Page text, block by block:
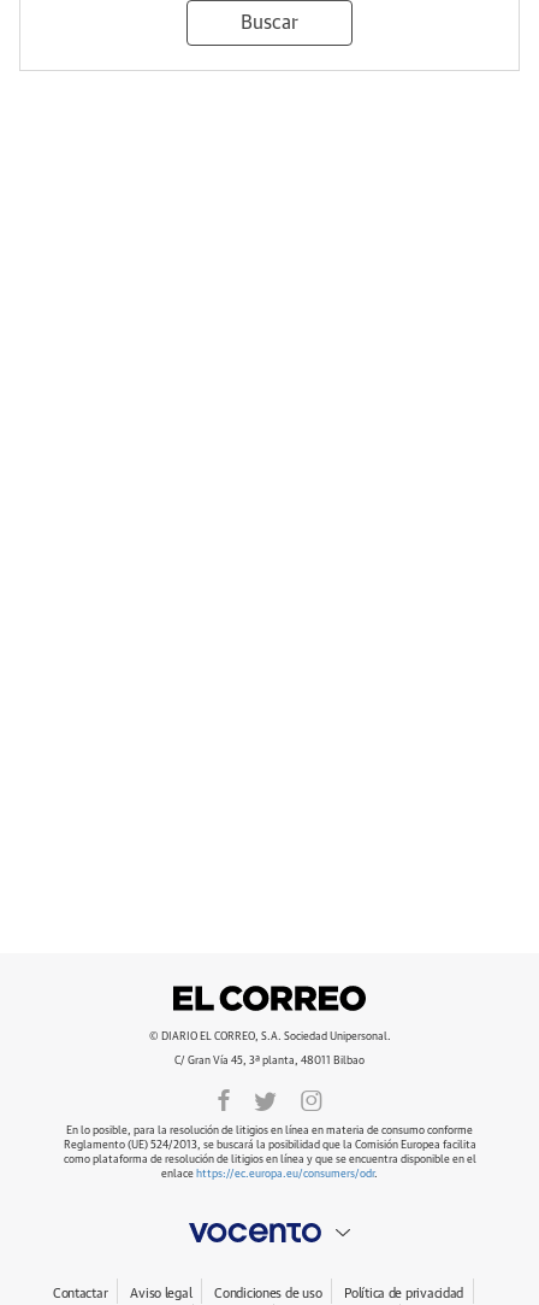
Buscar
© DIARIO EL CORREO, S.A. Sociedad Unipersonal.
C/ Gran Vía 45, 3ª planta, 48011 Bilbao
En lo posible, para la resolución de litigios en línea en materia de consumo conforme
Reglamento (UE) 524/2013, se buscará la posibilidad que la Comisión Europea facilita
como plataforma de resolución de litigios en línea y que se encuentra disponible en el
enlace https://ec.europa.eu/consumers/odr.
Contactar Aviso legal Condiciones de uso Política de privacidad